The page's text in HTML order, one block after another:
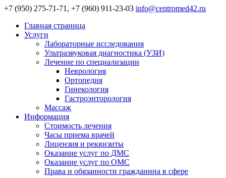
+7 (950) 275-71-71, +7 (960) 911-23-03 info@centromed42.ru
Главная страница
Услуги
Лабораторные исследования
Ультразвуковая диагностика (УЗИ)
Лечение по специализации
Неврология
Ортопедия
Гинекология
Гастроэнторология
Массаж
Информация
Стоимость лечения
Часы приема врачей
Лицензия и реквизиты
Оказание услуг по ДМС
Оказание услуг по ОМС
Права и обязанности гражданина в сфере